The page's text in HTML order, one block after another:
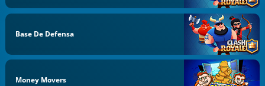
Base De Defensa
Money Movers